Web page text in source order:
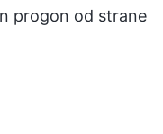
progon od strane